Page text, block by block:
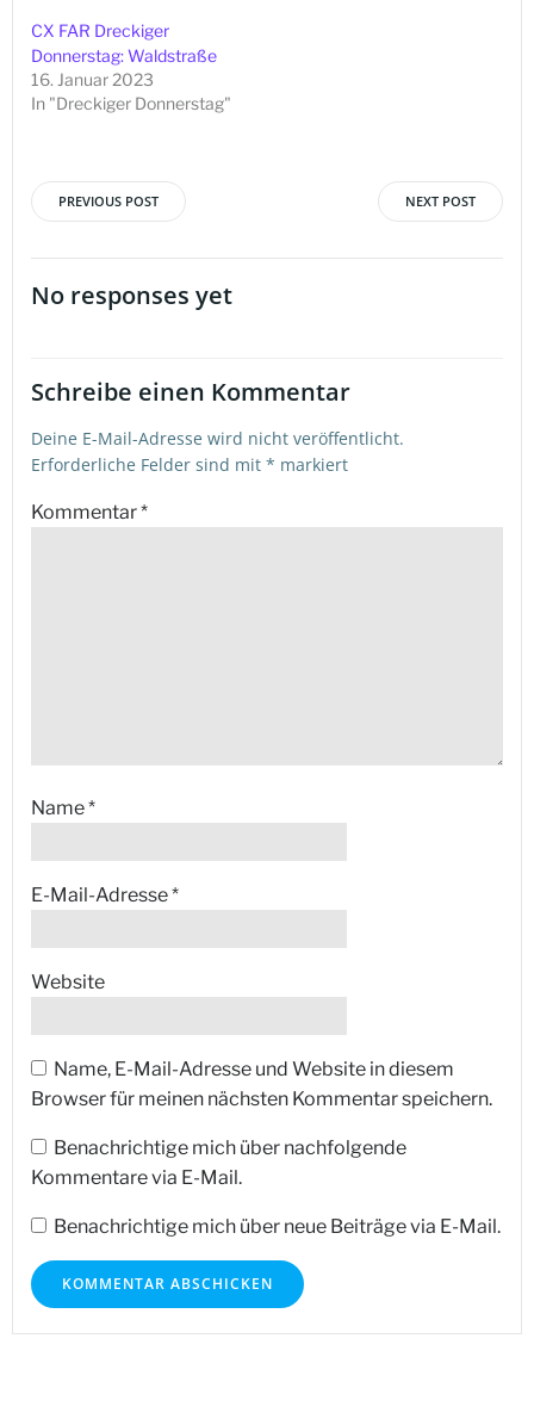
CX FAR Dreckiger
Donnerstag: Waldstraße
16. Januar 2023
In "Dreckiger Donnerstag"
Beitragsnavigation
PREVIOUS POST NEXT POST
No responses yet
Schreibe einen Kommentar
Deine E-Mail-Adresse wird nicht veröffentlicht.
Erforderliche Felder sind mit * markiert
Kommentar*
Name*
E-Mail-Adresse*
Website
Name, E-Mail-Adresse und Website in diesem
Browser für meinen nächsten Kommentar speichern.
Benachrichtige mich über nachfolgende
Kommentare via E-Mail.
Benachrichtige mich über neue Beiträge via E-Mail.